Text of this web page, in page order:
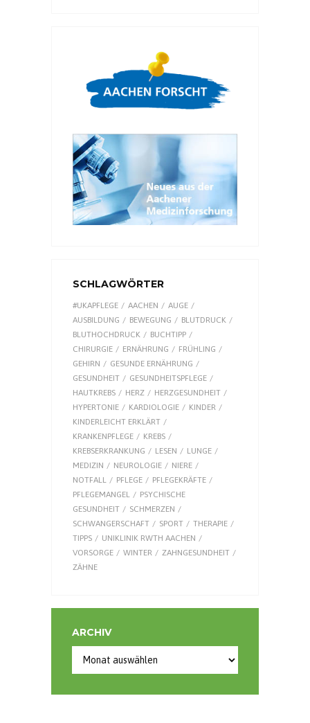
SCHLAGWÖRTER
#UKAPFLEGE AACHEN
AUGE
AUSBILDUNG
BEWEGUNG
BLUTDRUCK
BLUTHOCHDRUCK
BUCHTIPP
CHIRURGIE
ERNÄHRUNG
FRÜHLING
GEHIRN
GESUNDE ERNÄHRUNG
GESUNDHEIT
GESUNDHEITSPFLEGE
HAUTKREBS
HERZ
HERZGESUNDHEIT
HYPERTONIE
KARDIOLOGIE
KINDER
KINDERLEICHT ERKLÄRT
KRANKENPFLEGE
KREBS
KREBSERKRANKUNG
LESEN
LUNGE
MEDIZIN
NEUROLOGIE
NIERE
NOTFALL
PFLEGE
PFLEGEKRÄFTE
PFLEGEMANGEL
PSYCHISCHE
GESUNDHEIT
SCHMERZEN
SCHWANGERSCHAFT
SPORT
THERAPIE
TIPPS
UNIKLINIK RWTH AACHEN
VORSORGE
WINTER
ZAHNGESUNDHEIT
ZÄHNE
ARCHIV